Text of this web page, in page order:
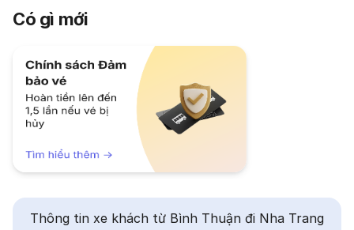
Có gì mới
Thông tin xe khách từ Bình Thuận đi Nha Trang